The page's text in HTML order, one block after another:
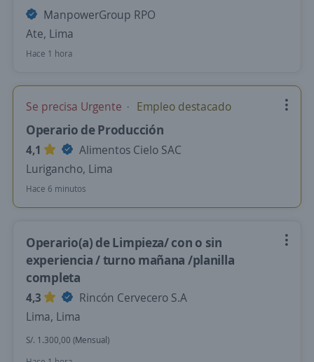
ManpowerGroup RPO
Ate, Lima
Hace 1 hora
Se precisa Urgente Empleo destacado
Operario de Producción
4,1
Alimentos Cielo SAC
Lurigancho, Lima
Hace 6 minutos
Operario(a) de Limpieza/ con o sin
experiencia / turno mañana /planilla
completa
4,3
Rincón Cervecero S.A
Lima, Lima
S/. 1.300,00 (Mensual)